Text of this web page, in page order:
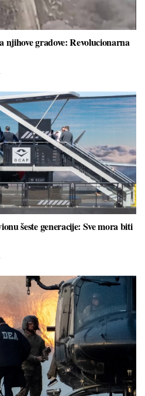
njihove gradove: Revolucionarna
šeste generacije: Sve mora biti